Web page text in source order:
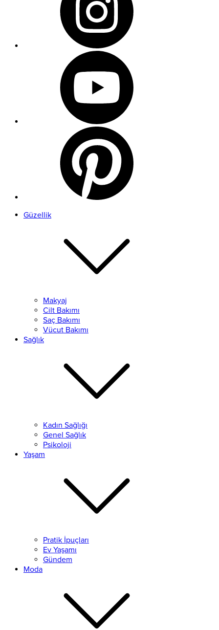
Güzellik
Makyaj
Cilt Bakımı
Saç Bakımı
Vücut Bakımı
Sağlık
Kadın Sağlığı
Genel Sağlık
Psikoloji
Yaşam
Pratik İpuçları
Ev Yaşamı
Gündem
Moda